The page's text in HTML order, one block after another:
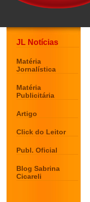
JL Notícias
Matéria
Jornalística
Matéria
Publicitária
Artigo
Click do Leitor
Publ. Oficial
Blog Sabrina
Cicareli